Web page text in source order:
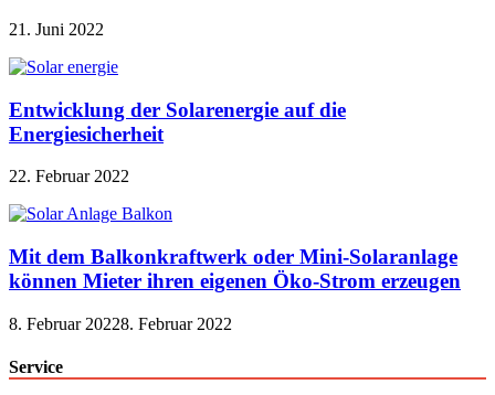
21. Juni 2022
Entwicklung der Solarenergie auf die
Energiesicherheit
22. Februar 2022
Mit dem Balkonkraftwerk oder Mini-Solaranlage
können Mieter ihren eigenen Öko-Strom erzeugen
8. Februar 20228. Februar 2022
Service